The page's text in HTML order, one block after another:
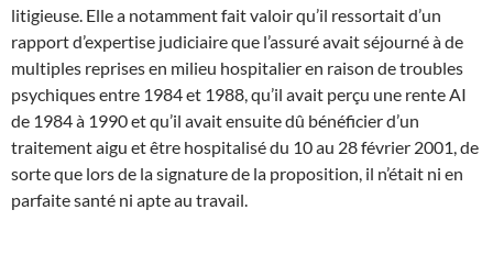
litigieuse. Elle a notamment fait valoir qu’il ressortait d’un
rapport d’expertise judiciaire que l’assuré avait séjourné à de
multiples reprises en milieu hospitalier en raison de troubles
psychiques entre 1984 et 1988, qu’il avait perçu une rente AI
de 1984 à 1990 et qu’il avait ensuite dû bénéficier d’un
traitement aigu et être hospitalisé du 10 au 28 février 2001, de
sorte que lors de la signature de la proposition, il n’était ni en
parfaite santé ni apte au travail.